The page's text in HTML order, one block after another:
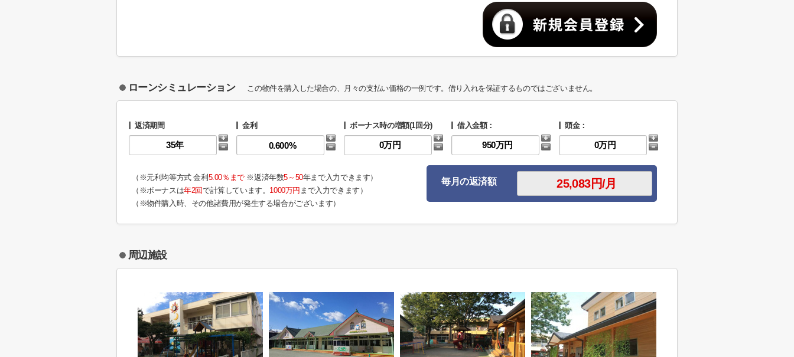
ローンシミュレーション この物件を購入した場合の、月々の支払い価格の一例です。借り入れを保証するものではございません。
返済期間 金利 ボーナス時の増額(1回分) 借入金額： 頭金：
（※元利均等方式 金利 5.00％まで※返済年数5～50年まで入力できます）
（※ボーナスは年2回で計算しています。 1000万円 まで入力できます）
（※物件購入時、その他諸費用が発生する場合がございます）
毎月の返済額
周辺施設